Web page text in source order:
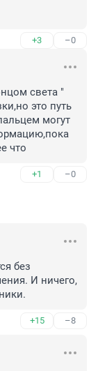
+3 –0
света "
это путь
могут
что
+1 –0
без
И ничего,
+15 –8